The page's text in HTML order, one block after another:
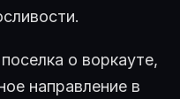
о воркауте,
направление в